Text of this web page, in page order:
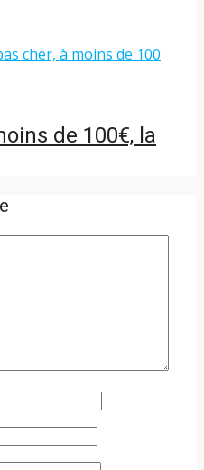
de 100€, la